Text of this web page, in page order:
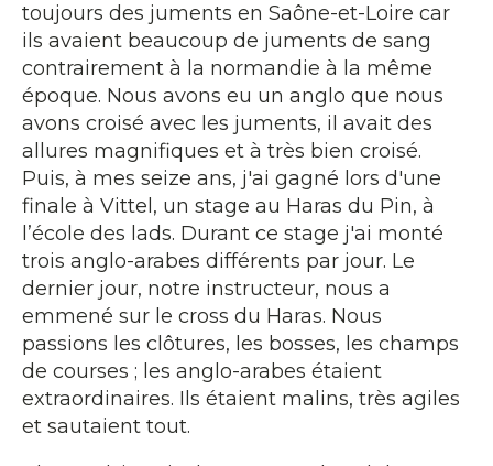
toujours des juments en Saône-et-Loire car
ils avaient beaucoup de juments de sang
contrairement à la normandie à la même
époque. Nous avons eu un anglo que nous
avons croisé avec les juments, il avait des
allures magnifiques et à très bien croisé.
Puis, à mes seize ans, j'ai gagné lors d'une
finale à Vittel, un stage au Haras du Pin, à
l’école des lads. Durant ce stage j'ai monté
trois anglo-arabes différents par jour. Le
dernier jour, notre instructeur, nous a
emmené sur le cross du Haras. Nous
passions les clôtures, les bosses, les champs
de courses ; les anglo-arabes étaient
extraordinaires. Ils étaient malins, très agiles
et sautaient tout.